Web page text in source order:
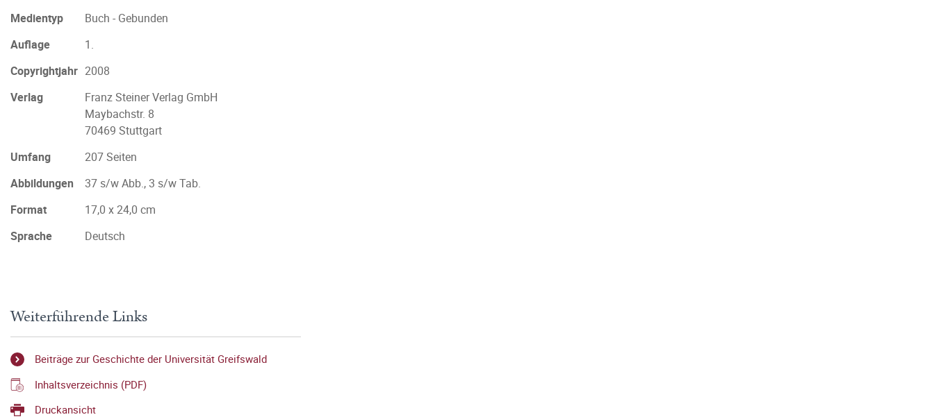
Medientyp
Buch - Gebunden
Auflage
1.
Copyrightjahr 2008
Verlag
Franz Steiner Verlag GmbH
Maybachstr. 8
70469 Stuttgart
Umfang
207 Seiten
Abbildungen
37 s/w Abb., 3 s/w Tab.
Format
17,0 x 24,0 cm
Sprache
Deutsch
Weiterführende Links
Beiträge zur Geschichte der Universität Greifswald
Inhaltsverzeichnis (PDF)
Druckansicht